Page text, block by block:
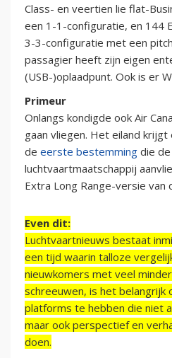
Class- en veertien lie flat-
een 1-1-configuratie, en 144
3-3-configuratie met een
passagier heeft zijn eigen
(USB-)oplaadpunt. Ook is er
Primeur
Onlangs kondigde ook Air
gaan vliegen. Het eiland
de eerste bestemming die
luchtvaartmaatschappij
Extra Long Range-versie van
Even dit:
Luchtvaartnieuws bestaat
een tijd waarin talloze
nieuwkomers met veel
schreeuwen, is het belangrijk
platforms te hebben die niet
maar ook perspectief en
doen.